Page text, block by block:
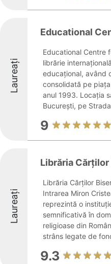
Laureați
Educational
Educational Centre
librărie
educațional, având
consolidată pe
anul 1993. Locația
București, pe
9
Laureați
Librăria
Librăria Cărților
Intrarea Miron
reprezintă o
semnificativă în
religioase din
strâns legate de
9.3